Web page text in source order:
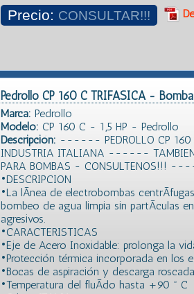
Precio: CONSULTAR!!!
Pedrollo CP 160 C TRIFASICA -
Marca: Pedrollo
Modelo: CP 160 C - 1,5 HP - Pedrollo
Descripción: ------ PEDROLLO CP
INDUSTRIA ITALIANA ------ TAMBIEN
PARA BOMBAS - CONSULTENOS!!!
•DESCRIPCION
•La lÃ­nea de electrobombas
bombeo de agua limpia sin partÃ­culas
agresivos.
•CARACTERISTICAS
•Eje de Acero Inoxidable: prolonga la
•Protección térmica incorporada en los
•Bocas de aspiración y descarga
•Temperatura del fluÃ­do hasta +90 º C